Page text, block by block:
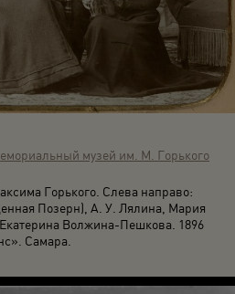
музей им. М. Горького
Горького. Слева направо:
Позерн), А. У. Лялина, Мария
Волжина-Пешкова. 1896
Самара.